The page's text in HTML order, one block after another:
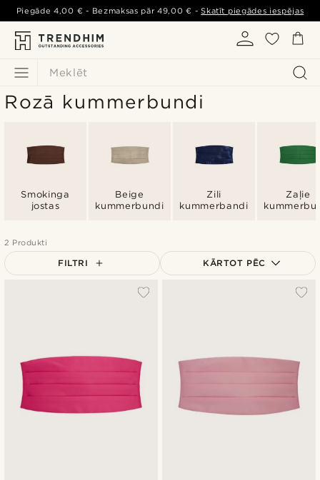
Meklēt
Piegāde4,00 € - Bezmaksas pār49,00 € -Skatīt piegādes iespējas
Rozā kummerbundi
Smokinga
jostas
Beige
kummerbundi
Zili
kummerbandi
Zaļie
2 Produkti
FILTRI KĀRTOT PĒC